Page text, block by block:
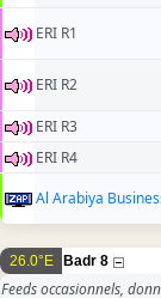
ERI R1
ERI R2
ERI R3
ERI R4
Al Arabiya
26.0°E Badr 8
Feeds occasionnels,